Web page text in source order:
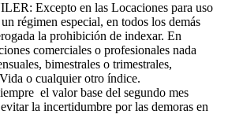
Excepto en las Locaciones para uso
régimen especial, en todos los demás
la prohibición de indexar. En
comerciales o profesionales nada
bimestrales o trimestrales,
o cualquier otro índice.
el valor base del segundo mes
la incertidumbre por las demoras en